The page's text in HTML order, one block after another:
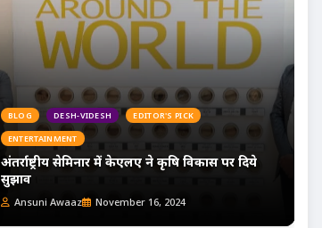
BLOG DESH-VIDESH
EDITOR'S PICK
ENTERTAINMENT
अंतर्राष्ट्रीय सेमिनार में केएलए ने कृषि विकास पर दिये
सुझाव
Ansuni Awaaz November 16, 2024